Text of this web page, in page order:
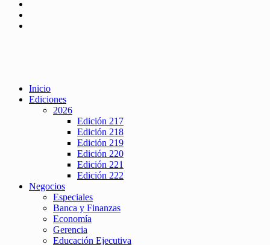
Inicio
Ediciones
2026
Edición 217
Edición 218
Edición 219
Edición 220
Edición 221
Edición 222
Negocios
Especiales
Banca y Finanzas
Economía
Gerencia
Educación Ejecutiva